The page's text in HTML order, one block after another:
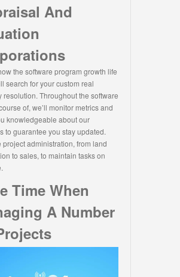
And
the software program growth life
search for your custom real
resolution. Throughout the software
of, we’ll monitor metrics and
knowledgeable about our
to guarantee you stay updated.
project administration, from land
to sales, to maintain tasks on
Time When
A Number